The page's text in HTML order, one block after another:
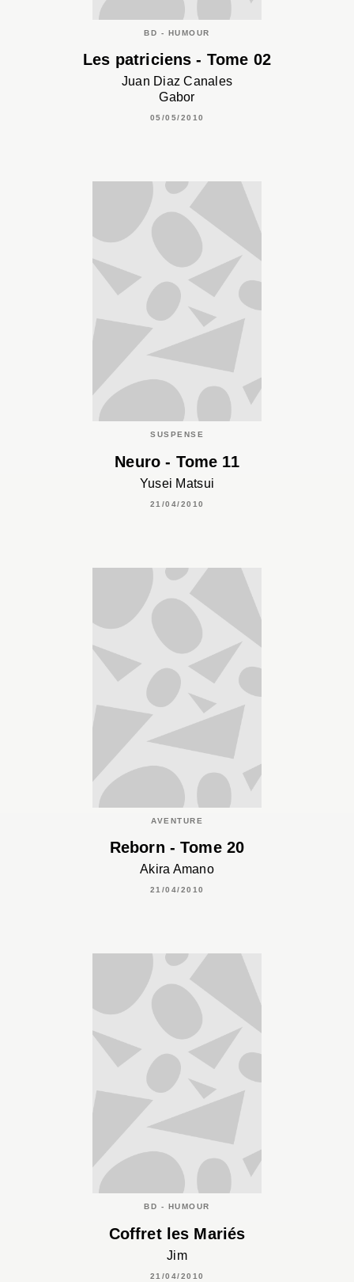
BD - HUMOUR
Les patriciens - Tome 02
Juan Diaz Canales
Gabor
05/05/2010
SUSPENSE
Neuro - Tome 11
Yusei Matsui
21/04/2010
AVENTURE
Reborn - Tome 20
Akira Amano
21/04/2010
BD - HUMOUR
Coffret les Mariés
Jim
21/04/2010